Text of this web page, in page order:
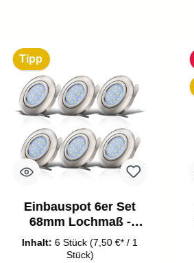
Tipp
Einbauspot 6er Set
68mm Lochmaß -
230V, 4,8W, 400lm,
LED, warmweiß, matt-
Inhalt:6 Stück(7,50 €* / 1
Stück)